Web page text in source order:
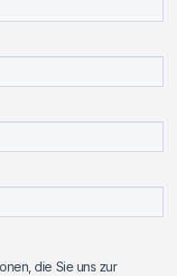
die Sie uns zur